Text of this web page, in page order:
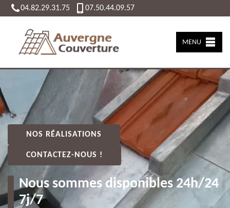
04.82.29.31.75 07.50.44.09.57
MENU
NOS RÉALISATIONS
CONTACTEZ-NOUS !
Nous sommes disponibles 24h/24
7j/7